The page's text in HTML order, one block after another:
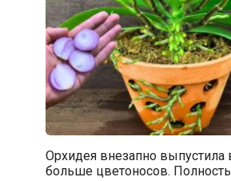
Орхидея внезапно выпустила
больше цветоносов.